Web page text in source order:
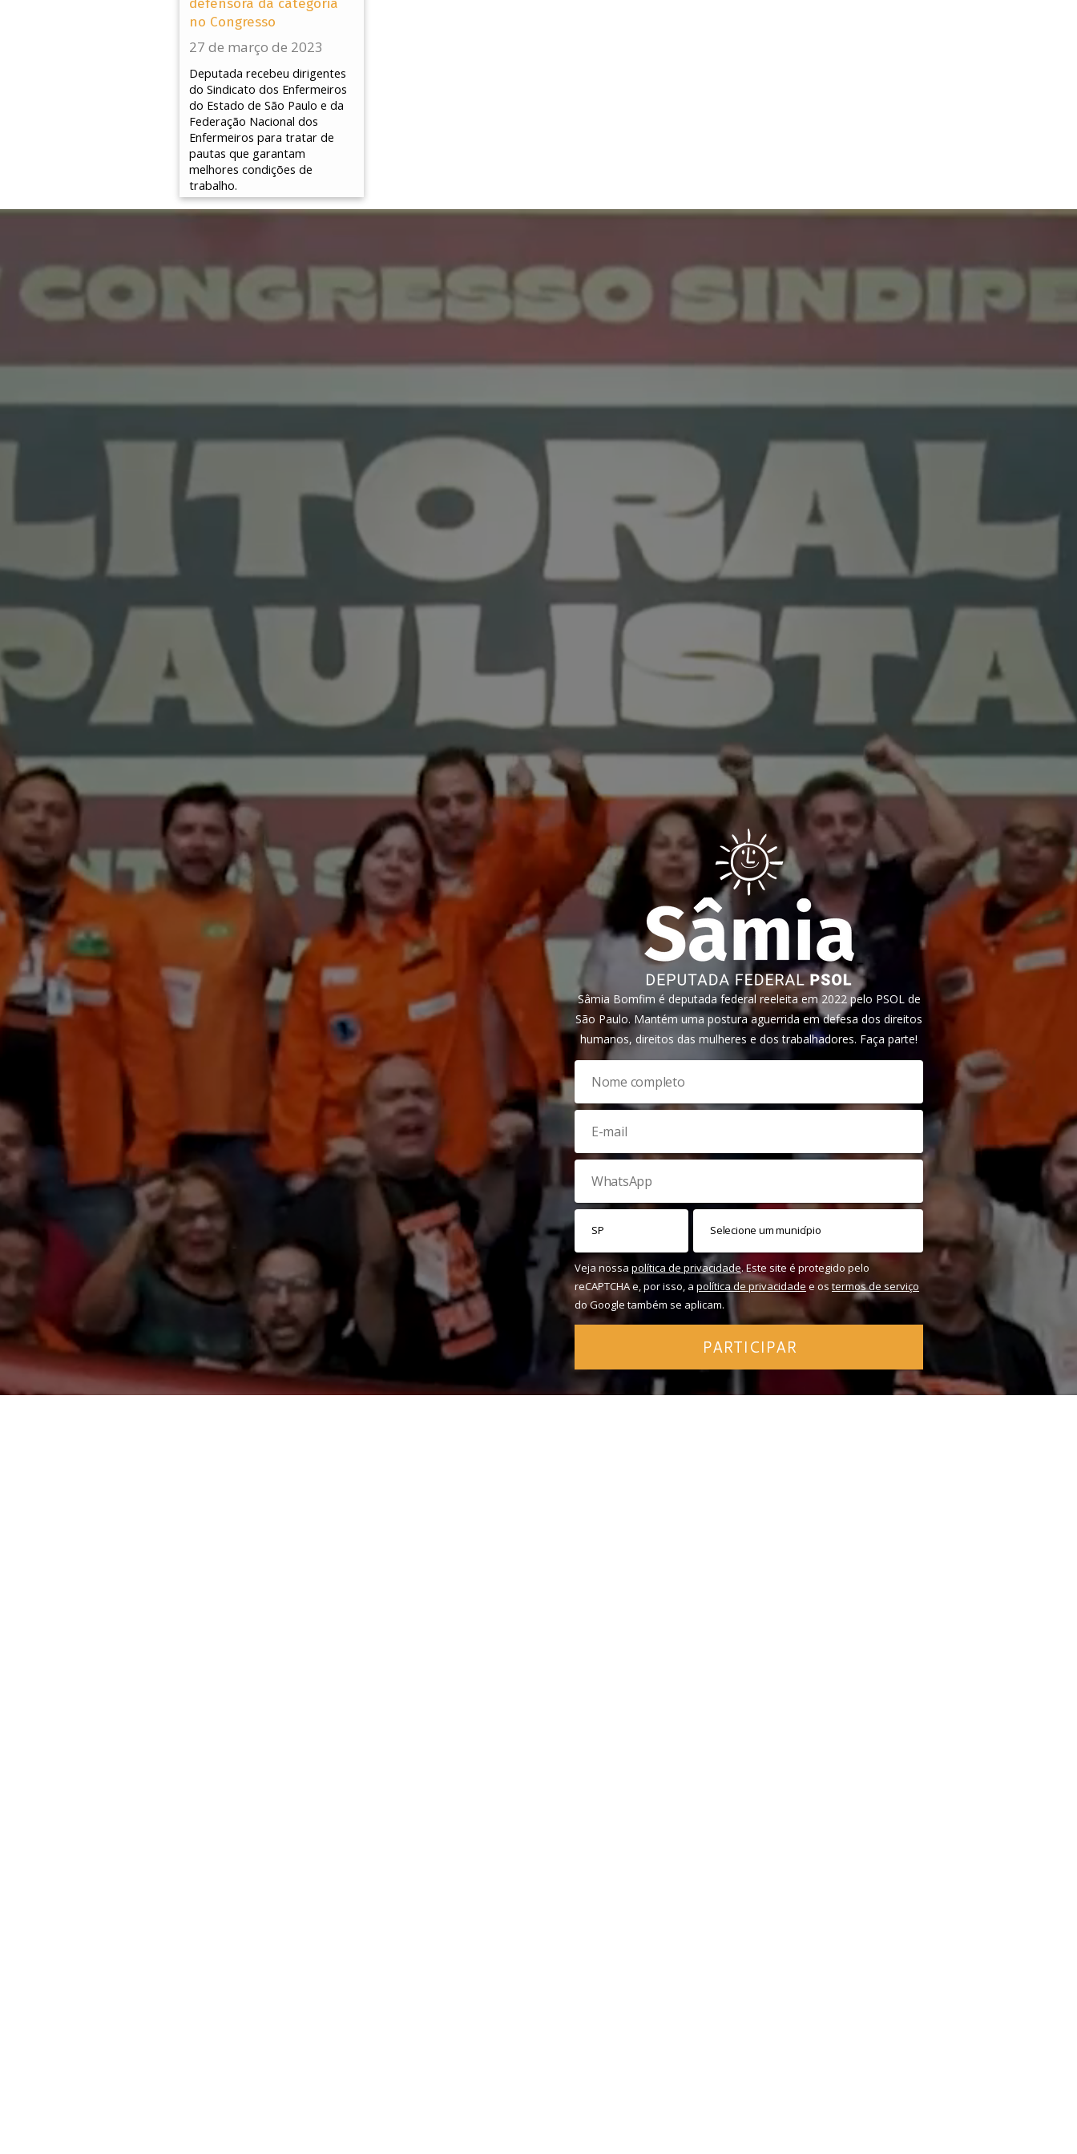
no Congresso
27 de março de 2023
Deputada recebeu dirigentes
do Sindicato dos Enfermeiros
do Estado de São Paulo e da
Federação Nacional dos
Enfermeiros para tratar de
pautas que garantam
melhores condições de
trabalho.
Sâmia Bomfim é deputada federal reeleita em 2022 pelo PSOL de
São Paulo. Mantém uma postura aguerrida em defesa dos direitos
humanos, direitos das mulheres e dos trabalhadores. Faça parte!
Veja nossa política de privacidade. Este site é protegido pelo
reCAPTCHA e, por isso, a política de privacidade e os termos de serviço
do Google também se aplicam.
PARTICIPAR